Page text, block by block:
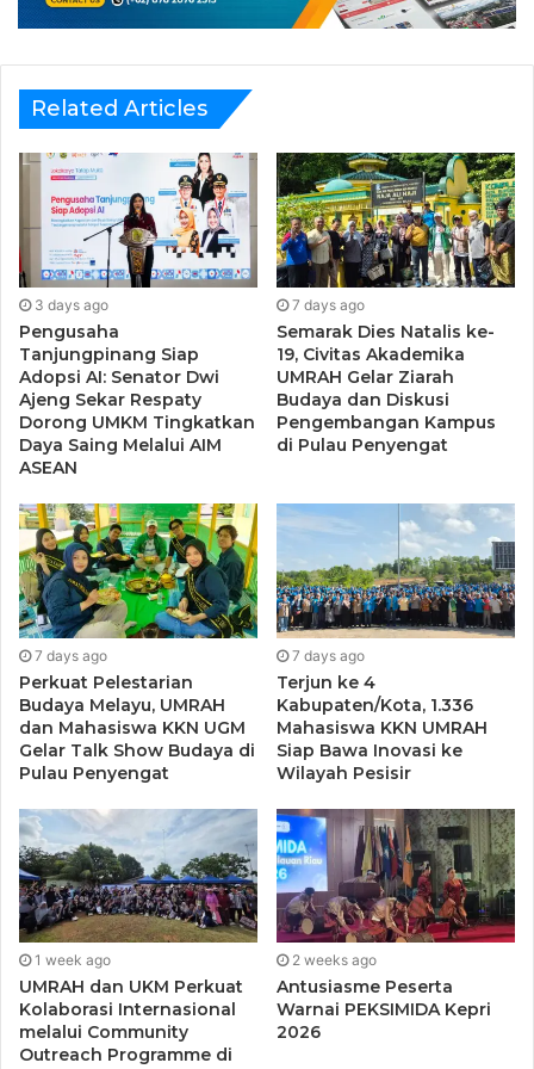
mendapat pelajaran yang lebih kedepannya.
Sementara itu Hendri mengatakan bahwa HMI Cabang
Tanjungpinang-Bintan kedepan konsen memperbaiki
perkaderan, peningkatan kualitas kader dan akan
mengawal ketat kebijakan pemerintah daerah maupun
pemerintah pusat.
“Dukungan semua pihak sangatlah saya butuhkan untuk
suksesnya kepengurusan saya kedepannya,” pungkasnya
Sementara it, Demisioner Ketua Umum HMI Cabang
Tanjungpinang-Bintan Muh. Arifin mengatakan ucapan
terimakasih atas seluruh dukungan Kader HMI Cabang
Tanjungpinang-Bintan telah memabantu untuk
menyelesaikan kepengurusannya, khususnya pengurus
Cabang Tanjungpinang-Bintan priode 2018-2019.
“Saya juga mengucapkan selamat kepada saudara Hendri
Semoga amanah yang diberikan dapat dipergunakan
sebaik-baiknya untuk kemajuan HMI khususnya dalam
pengamalan menunaikan syariat agama, begitu juga
Adinda Anggi Safitri sebelumnya sudah terpilih Pada
Oktober 2019 sebagai Formatur Kohati HMI Cabang
Tanjungpinang-Bintan menggantikan Yuli Melinda, tetaplah
kalian menjaga solat 5 waktu. Jadilah contoh yang baik
untuk kader yang anda pimpin,”ujarnya
Sementara itu, salah satu Majelis Pengawas dan Konsultasi
HMI Cabang Tanjungpinang-Bintan (MPKPC), Dimas
Prayoga megatakan kedepan kinerja MPKPC HMI Cabang
Tanjungpinang-Bintan harus benar-benar diperkuat demi
terjalankannya HMI Cabang Tanjungpinang-Bintan yang
lebih Produktif.
Related Articles
3 days ago
Pengusaha
Tanjungpinang Siap
Adopsi AI: Senator Dwi
Ajeng Sekar Respaty
Dorong UMKM Tingkatkan
Daya Saing Melalui AIM
ASEAN
7 days ago
Semarak Dies Natalis ke-
19, Civitas Akademika
UMRAH Gelar Ziarah
Budaya dan Diskusi
Pengembangan Kampus
di Pulau Penyengat
7 days ago
Perkuat Pelestarian
Budaya Melayu, UMRAH
dan Mahasiswa KKN UGM
Gelar Talk Show Budaya di
Pulau Penyengat
7 days ago
Terjun ke 4
Kabupaten/Kota, 1.336
Mahasiswa KKN UMRAH
Siap Bawa Inovasi ke
Wilayah Pesisir
1 week ago
UMRAH dan UKM Perkuat
Kolaborasi Internasional
melalui Community
Outreach Programme di
2 weeks ago
Antusiasme Peserta
Warnai PEKSIMIDA Kepri
2026